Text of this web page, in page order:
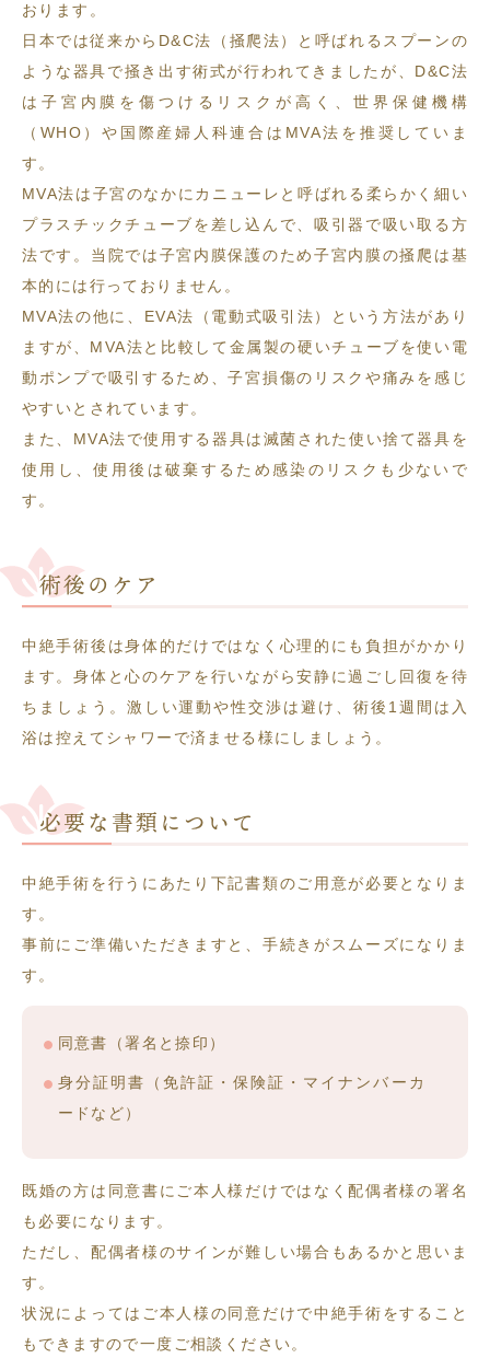
おります。
日本では従来からD&C法（掻爬法）と呼ばれるスプーンの
ような器具で掻き出す術式が行われてきましたが、D&C法
は子宮内膜を傷つけるリスクが高く、世界保健機構
（WHO）や国際産婦人科連合はMVA法を推奨していま
す。
MVA法は子宮のなかにカニューレと呼ばれる柔らかく細い
プラスチックチューブを差し込んで、吸引器で吸い取る方
法です。当院では子宮内膜保護のため子宮内膜の掻爬は基
本的には行っておりません。
MVA法の他に、EVA法（電動式吸引法）という方法があり
ますが、MVA法と比較して金属製の硬いチューブを使い電
動ポンプで吸引するため、子宮損傷のリスクや痛みを感じ
やすいとされています。
また、MVA法で使用する器具は滅菌された使い捨て器具を
使用し、使用後は破棄するため感染のリスクも少ないで
す。
術後のケア
中絶手術後は身体的だけではなく心理的にも負担がかかり
ます。身体と心のケアを行いながら安静に過ごし回復を待
ちましょう。激しい運動や性交渉は避け、術後1週間は入
浴は控えてシャワーで済ませる様にしましょう。
必要な書類について
中絶手術を行うにあたり下記書類のご用意が必要となりま
す。
事前にご準備いただきますと、手続きがスムーズになりま
す。
同意書（署名と捺印）
身分証明書（免許証・保険証・マイナンバーカ
ードなど）
既婚の方は同意書にご本人様だけではなく配偶者様の署名
も必要になります。
ただし、配偶者様のサインが難しい場合もあるかと思いま
す。
状況によってはご本人様の同意だけで中絶手術をすること
もできますので一度ご相談ください。